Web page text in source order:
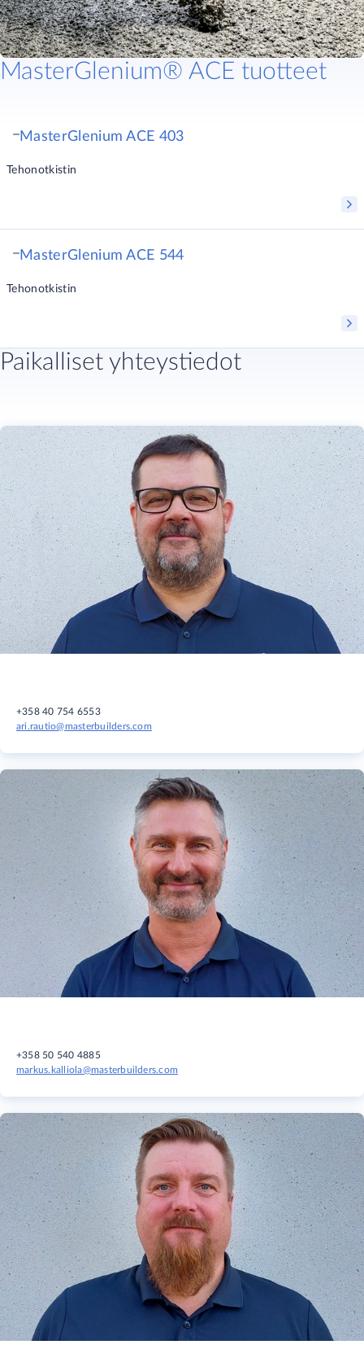
MasterGlenium® ACE tuotteet
MasterGlenium ACE 403
Tehonotkistin
MasterGlenium ACE 544
Tehonotkistin
Paikalliset yhteystiedot
+358 40 754 6553
ari.rautio@masterbuilders.com
+358 50 540 4885
markus.kalliola@masterbuilders.com